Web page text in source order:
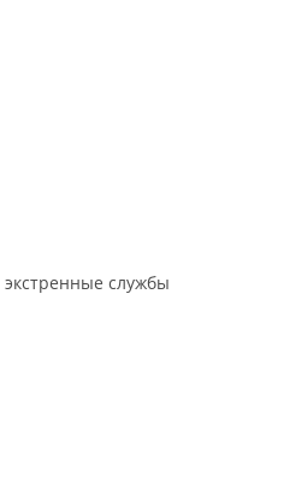
службы